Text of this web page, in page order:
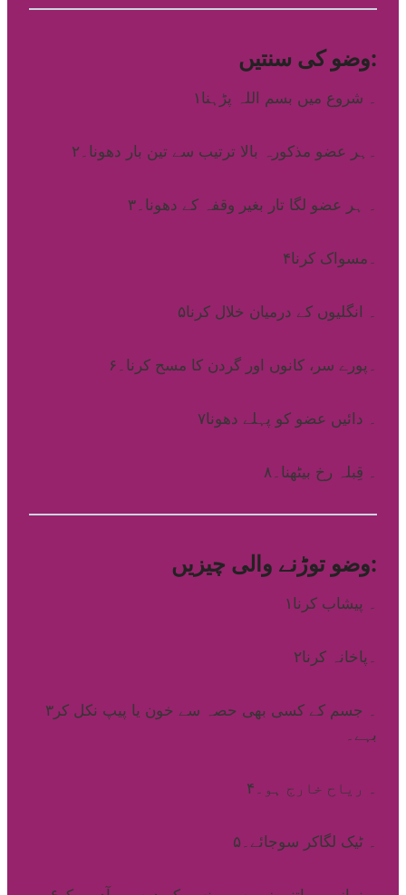
وضو کی سنتیں:
۱۔ شروع میں بسم اللہ پڑہنا
۲۔ہر عضو مذکورہ بالا ترتیب سے تین بار دھونا۔
۳۔ ہر عضو لگا تار بغیر وقفہ کے دھونا۔
۴۔مسواک کرنا
۵۔ انگلیوں کے درمیان خلال کرنا
۶۔پورے سر، کانوں اور گردن کا مسح کرنا۔
۷۔ دائیں عضو کو پہلے دھونا
۸۔ قِبلہ رخ بیٹھنا۔
وضو توڑنے والی چیزیں:
۱۔ پیشاب کرنا
۲۔پاخانہ کرنا
۳۔ جسم کے کسی بھی حصہ سے خون یا پیپ نکل کر
بہے۔
۴۔ ریاح خارج ہو۔
۵۔ ٹیک لگاکر سوجائے۔